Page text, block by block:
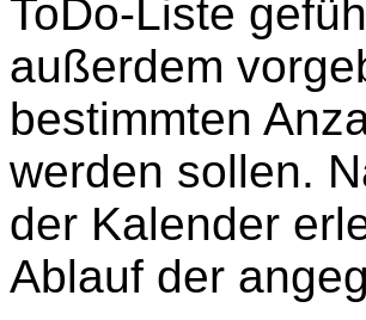
ToDo-Liste
außerdem
bestimmten
werden sollen.
der Kalender
Ablauf der